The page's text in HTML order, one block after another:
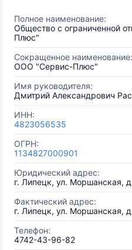
Полное наименование:
Общество с ограниченной
Плюс"
Сокращенное наименование:
ООО "Сервис-Плюс"
Имя руководителя:
Дмитрий Александрович
ИНН:
4823056535
ОГРН:
1134827000901
Юридический адрес:
г. Липецк, ул. Моршанская,
Фактический адрес:
г. Липецк, ул. Моршанская,
Телефон:
4742-43-96-82